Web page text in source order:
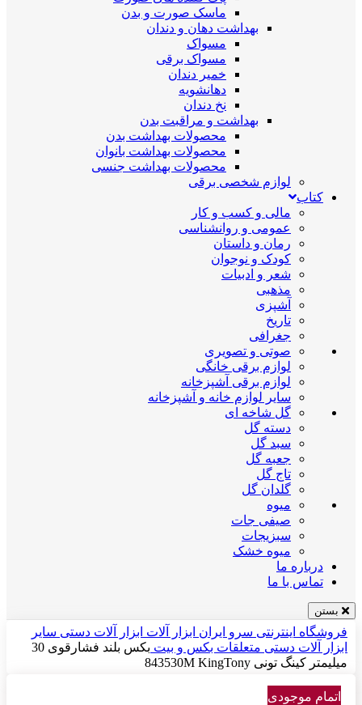
ماسک صورت و بدن
بهداشت دهان و دندان
مسواک
مسواک برقی
خمیر دندان
دهانشویه
نخ دندان
بهداشت و مراقبت بدن
محصولات بهداشت بدن
محصولات بهداشت بانوان
محصولات بهداشت جنسی
لوازم شخصی برقی
کتاب
مالی و کسب و کار
عمومی و روانشناسی
رمان و داستان
کودک و نوجوان
شعر و ادبیات
مذهبی
آشپزی
تاریخ
جغرافی
صوتی و تصویری
لوازم برقی خانگی
لوازم برقی آشپزخانه
سایر لوازم خانه و آشپزخانه
گل شاخه ای
دسته گل
سبد گل
جعبه گل
تاج گل
گلدان گل
میوه
صیفی جات
سبزیجات
میوه خشک
درباره ما
تماس با ما
بستن
فروشگاه اینترنتی سرو ایران ابزار آلات ابزار آلات دستی سایر
ابزار آلات دستی متعلقات بکس و بیت
بکس بلند فشارقوی 30
میلیمتر کینگ تونی 843530M KingTony
اتمام موجودی